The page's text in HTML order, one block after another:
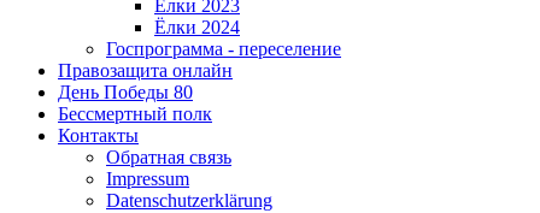
Ёлки 2023
Ёлки 2024
Госпрограмма - переселение
Правозащита онлайн
День Победы 80
Бессмертный полк
Контакты
Обратная связь
Impressum
Datenschutzerklärung